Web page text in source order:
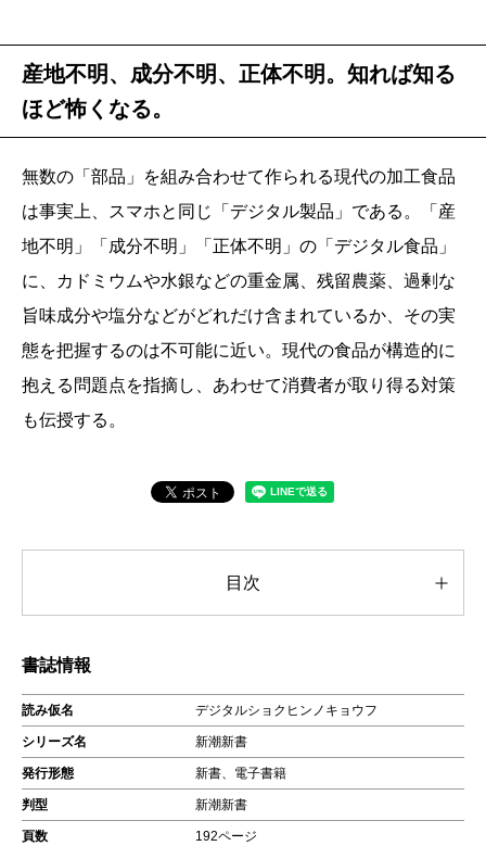
産地不明、成分不明、正体不明。知れば知る
ほど怖くなる。
無数の「部品」を組み合わせて作られる現代の加工食品
は事実上、スマホと同じ「デジタル製品」である。「産
地不明」「成分不明」「正体不明」の「デジタル食品」
に、カドミウムや水銀などの重金属、残留農薬、過剰な
旨味成分や塩分などがどれだけ含まれているか、その実
態を把握するのは不可能に近い。現代の食品が構造的に
抱える問題点を指摘し、あわせて消費者が取り得る対策
も伝授する。
目次
書誌情報
読み仮名 デジタルショクヒンノキョウフ
シリーズ名 新潮新書
発行形態 新書、電子書籍
判型 新潮新書
頁数 192ページ